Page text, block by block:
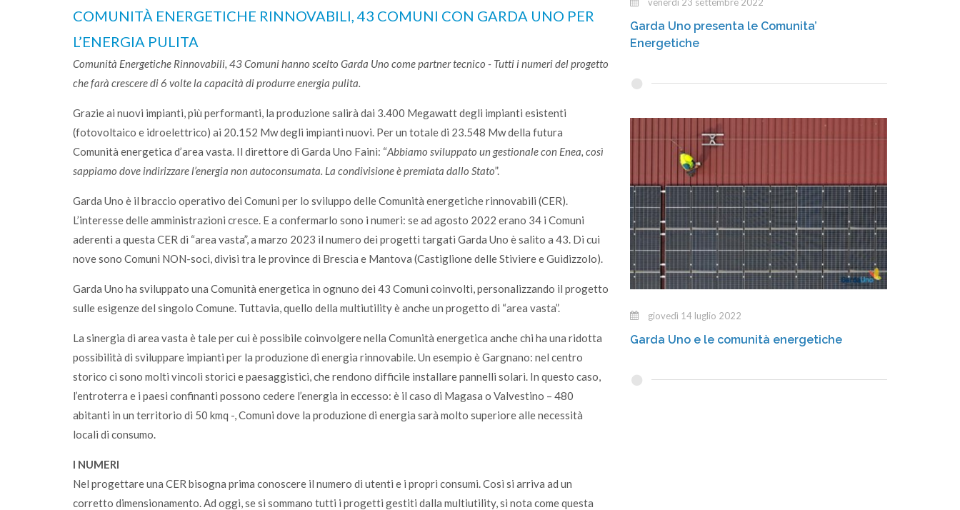
COMUNITÀ ENERGETICHE RINNOVABILI, 43 COMUNI CON GARDA UNO PER
L’ENERGIA PULITA
Comunità Energetiche Rinnovabili, 43 Comuni hanno scelto Garda Uno come partner tecnico - Tutti i numeri del progetto
che farà crescere di 6 volte la capacità di produrre energia pulita.
Grazie ai nuovi impianti, più performanti, la produzione salirà dai 3.400 Megawatt degli impianti esistenti
(fotovoltaico e idroelettrico) ai 20.152 Mw degli impianti nuovi. Per un totale di 23.548 Mw della futura
Comunità energetica d’area vasta. Il direttore di Garda Uno Faini: “Abbiamo sviluppato un gestionale con Enea, così
sappiamo dove indirizzare l’energia non autoconsumata. La condivisione è premiata dallo Stato”.
Garda Uno è il braccio operativo dei Comuni per lo sviluppo delle Comunità energetiche rinnovabili (CER).
L’interesse delle amministrazioni cresce. E a confermarlo sono i numeri: se ad agosto 2022 erano 34 i Comuni
aderenti a questa CER di “area vasta”, a marzo 2023 il numero dei progetti targati Garda Uno è salito a 43. Di cui
nove sono Comuni NON-soci, divisi tra le province di Brescia e Mantova (Castiglione delle Stiviere e Guidizzolo).
Garda Uno ha sviluppato una Comunità energetica in ognuno dei 43 Comuni coinvolti, personalizzando il progetto
sulle esigenze del singolo Comune. Tuttavia, quello della multiutility è anche un progetto di “area vasta”.
La sinergia di area vasta è tale per cui è possibile coinvolgere nella Comunità energetica anche chi ha una ridotta
possibilità di sviluppare impianti per la produzione di energia rinnovabile. Un esempio è Gargnano: nel centro
storico ci sono molti vincoli storici e paesaggistici, che rendono difficile installare pannelli solari. In questo caso,
l’entroterra e i paesi confinanti possono cedere l’energia in eccesso: è il caso di Magasa o Valvestino – 480
abitanti in un territorio di 50 kmq -, Comuni dove la produzione di energia sarà molto superiore alle necessità
locali di consumo.
I NUMERI
Nel progettare una CER bisogna prima conoscere il numero di utenti e i propri consumi. Così si arriva ad un
corretto dimensionamento. Ad oggi, se si sommano tutti i progetti gestiti dalla multiutility, si nota come questa
Garda Uno presenta le Comunita’
Energetiche
giovedì 14 luglio 2022
Garda Uno e le comunità energetiche